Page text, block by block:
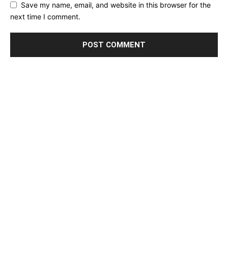
Save my name, email, and website in this browser for the
next time I comment.